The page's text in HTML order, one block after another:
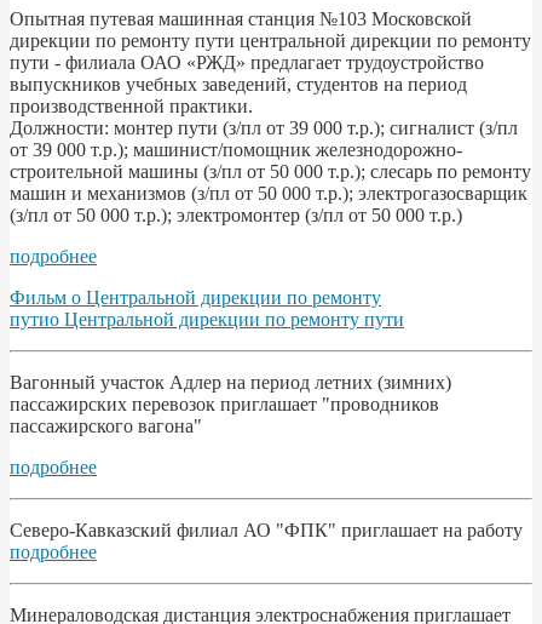
Опытная путевая машинная станция №103 Московской
дирекции по ремонту пути центральной дирекции по ремонту
пути - филиала ОАО «РЖД» предлагает трудоустройство
выпускников учебных заведений, студентов на период
производственной практики.
Должности: монтер пути (з/пл от 39 000 т.р.); сигналист (з/пл
от 39 000 т.р.); машинист/помощник железнодорожно-
строительной машины (з/пл от 50 000 т.р.); слесарь по ремонту
машин и механизмов (з/пл от 50 000 т.р.); электрогазосварщик
(з/пл от 50 000 т.р.); электромонтер (з/пл от 50 000 т.р.)
подробнее
Фильм о Центральной дирекции по ремонту
путио Центральной дирекции по ремонту пути
Вагонный участок Адлер на период летних (зимних)
пассажирских перевозок приглашает "проводников
пассажирского вагона"
подробнее
Северо-Кавказский филиал АО "ФПК" приглашает на работу
подробнее
Минераловодская дистанция электроснабжения приглашает